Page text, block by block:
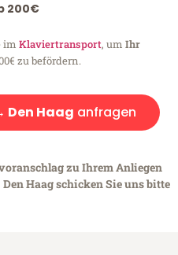
200€
im Klaviertransport, um Ihr
zu befördern.
Den Haag anfragen
zu Ihrem Anliegen
Haag schicken Sie uns bitte